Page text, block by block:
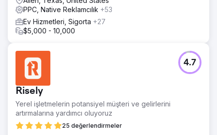
PPC, Native Reklamcılık +53
Ev Hizmetleri, Sigorta +27
$5,000 - 10,000
Risely
Yerel işletmelerin potansiyel müşteri ve gelirlerini
artırmalarına yardımcı oluyoruz
25 değerlendirmeler
4.7